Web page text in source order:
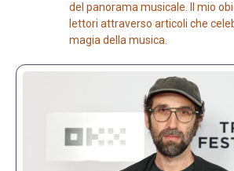
del panorama musicale. Il mio
lettori attraverso articoli che
magia della musica.